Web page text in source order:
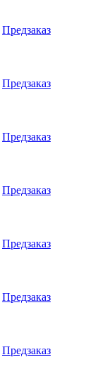
Предзаказ
Предзаказ
Предзаказ
Предзаказ
Предзаказ
Предзаказ
Предзаказ